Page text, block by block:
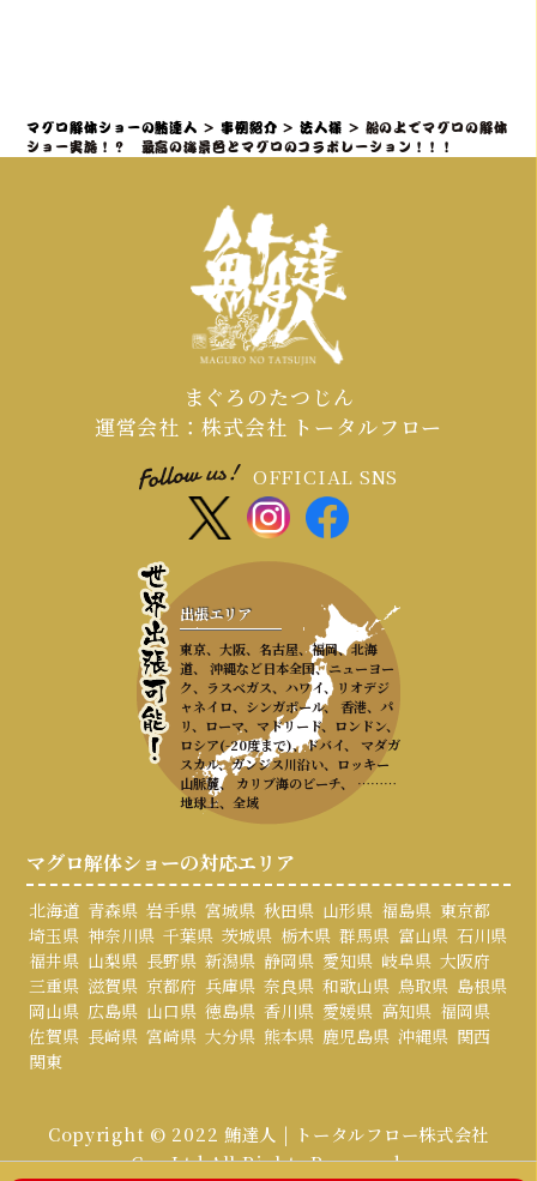
特に、大規模なイベントや、忘年会・
～4月頃）は、職人やマグロの仕入れ、
会場の調整が集中するため、お早めの
ご連絡が必須となります。
マグロ解体ショーの鮪達人 > 事例紹介 >法人様 > 船の上でマグロの解体
ショー実施！？ 最高の海景色とマグロのコラボレーション！！！
まぐろのたつじん
運営会社：株式会社 トータルフロー
OFFICIAL SNS
出張エリア
東京、大阪、名古屋、福岡、北海
道、 沖縄など日本全国、ニューヨー
ク、ラスベガス、ハワイ、リオデジ
ャネイロ、シンガポール、 香港、パ
リ、ローマ、マドリード、ロンドン、
ロシア(-20度まで)、ドバイ、 マダガ
スカル、ガンジス川沿い、ロッキー
山脈麓、 カリブ海のビーチ、 ………
地球上、全域
マグロ解体ショーの対応エリア
北海道 青森県 岩手県 宮城県 秋田県 山形県 福島県 東京都
埼玉県 神奈川県 千葉県 茨城県 栃木県 群馬県 富山県 石川県
福井県 山梨県 長野県 新潟県 静岡県 愛知県 岐阜県 大阪府
三重県 滋賀県 京都府 兵庫県 奈良県 和歌山県 鳥取県 島根県
岡山県 広島県 山口県 徳島県 香川県 愛媛県 高知県 福岡県
佐賀県 長崎県 宮崎県 大分県 熊本県 鹿児島県 沖縄県 関西
関東
Copyright © 2022 鮪達人 | トータルフロー株式会社
Co., Ltd All Rights Reserved.